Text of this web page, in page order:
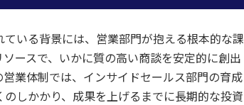
いる背景には、営業部門が抱える根本的な課
ースで、いかに質の高い商談を安定的に創出
業体制では、インサイドセールス部門の育成
しかかり、成果を上げるまでに長期的な投資